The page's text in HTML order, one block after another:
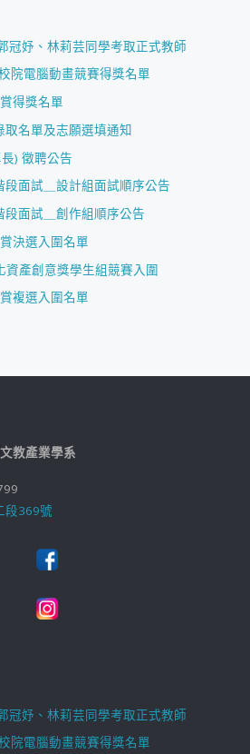
冠妤、林莉芸同學考取正式教師
院電腦動畫競賽得獎名單
得獎名單
名單及志願選填通知
) 徵聘公告
面試＿設計組面試順序公告
面試＿創作組順序公告
決選入圍名單
資產創意獎學生組競賽入圍
複選入圍名單
教產業學系
段369號
冠妤、林莉芸同學考取正式教師
院電腦動畫競賽得獎名單